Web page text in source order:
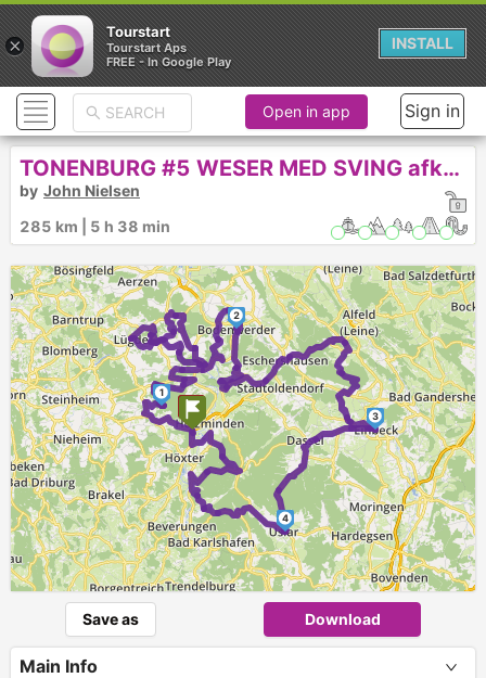
1
2
3
4
Open in app Sign in
TONENBURG #5 WESER MED SVING afkortet
by John Nielsen
285 km | 5 h 38 min
Save as Download
Main Info
×
Tourstart
Tourstart Aps
FREE - In Google Play
INSTALL